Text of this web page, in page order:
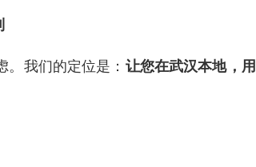
我们的定位是： 让您在武汉本地，